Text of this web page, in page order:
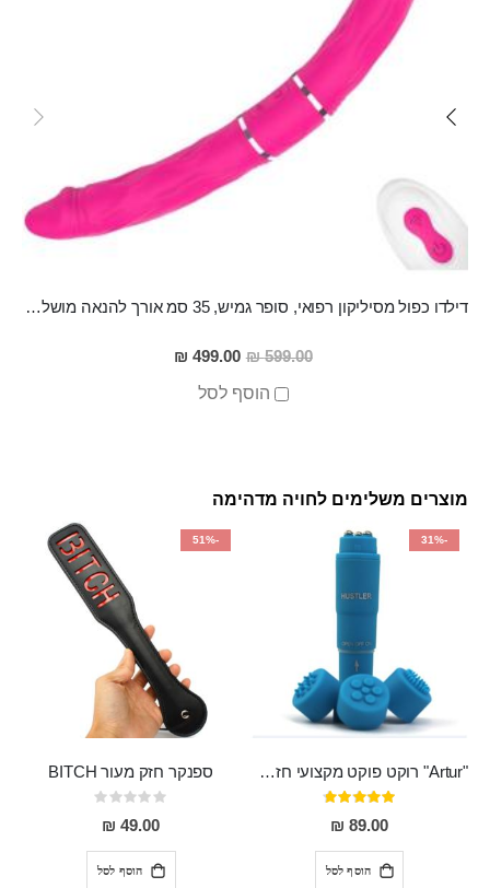
דילדו כפול מסיליקון רפואי, סופר גמיש, 35 סמ אורך להנאה מושלמת עם שלט על חוטי Cadmus
599.00 ₪
מחיר
מבצע
499.00 ₪
הוסף לסל
מוצרים משלימים לחויה מדהימה
-31%
"Artur" רוקט פוקט מקצועי חזק במיוחד
דירוג:
95%
89.00 ₪
הוסף לסל
-51%
ספנקר חזק מעור BITCH
Rating:
0%
49.00 ₪
הוסף לסל